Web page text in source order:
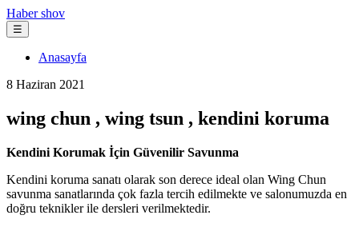
Haber shov
☰
Anasayfa
8 Haziran 2021
wing chun , wing tsun , kendini koruma
Kendini Korumak İçin Güvenilir Savunma
Kendini koruma sanatı olarak son derece ideal olan Wing Chun
savunma sanatlarında çok fazla tercih edilmekte ve salonumuzda en
doğru teknikler ile dersleri verilmektedir.